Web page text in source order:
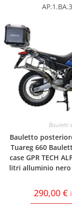
Bauletti
Bauletto
Tuareg 660
case GPR TECH
litri alluminio nero
290,00 €